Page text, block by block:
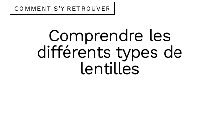
COMMENT S’Y RETROUVER
Comprendre les
différents types de
lentilles